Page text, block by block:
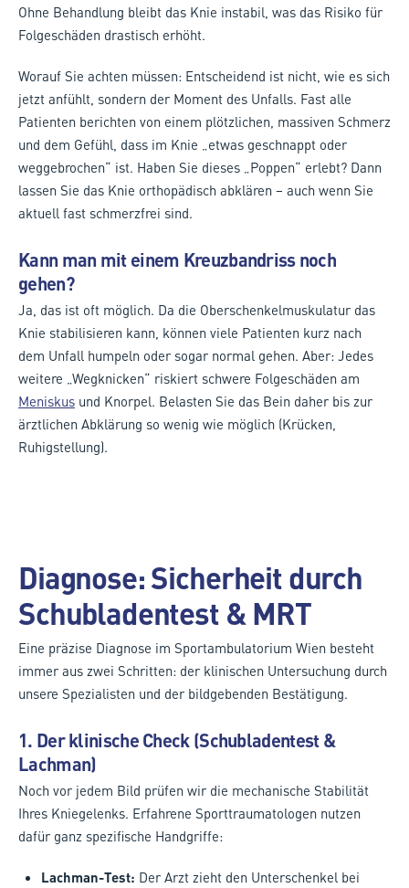
Ohne Behandlung bleibt das Knie instabil, was das Risiko für
Folgeschäden drastisch erhöht.
Worauf Sie achten müssen: Entscheidend ist nicht, wie es sich
jetzt anfühlt, sondern der Moment des Unfalls. Fast alle
Patienten berichten von einem plötzlichen, massiven Schmerz
und dem Gefühl, dass im Knie „etwas geschnappt oder
weggebrochen“ ist. Haben Sie dieses „Poppen“ erlebt? Dann
lassen Sie das Knie orthopädisch abklären – auch wenn Sie
aktuell fast schmerzfrei sind.
Kann man mit einem Kreuzbandriss noch
gehen?
Ja, das ist oft möglich. Da die Oberschenkelmuskulatur das
Knie stabilisieren kann, können viele Patienten kurz nach
dem Unfall humpeln oder sogar normal gehen. Aber: Jedes
weitere „Wegknicken“ riskiert schwere Folgeschäden am
Meniskus und Knorpel. Belasten Sie das Bein daher bis zur
ärztlichen Abklärung so wenig wie möglich (Krücken,
Ruhigstellung).
Diagnose: Sicherheit durch
Schubladentest & MRT
Eine präzise Diagnose im Sportambulatorium Wien besteht
immer aus zwei Schritten: der klinischen Untersuchung durch
unsere Spezialisten und der bildgebenden Bestätigung.
1. Der klinische Check (Schubladentest &
Lachman)
Noch vor jedem Bild prüfen wir die mechanische Stabilität
Ihres Kniegelenks. Erfahrene Sporttraumatologen nutzen
dafür ganz spezifische Handgriffe:
Lachman-Test: Der Arzt zieht den Unterschenkel bei